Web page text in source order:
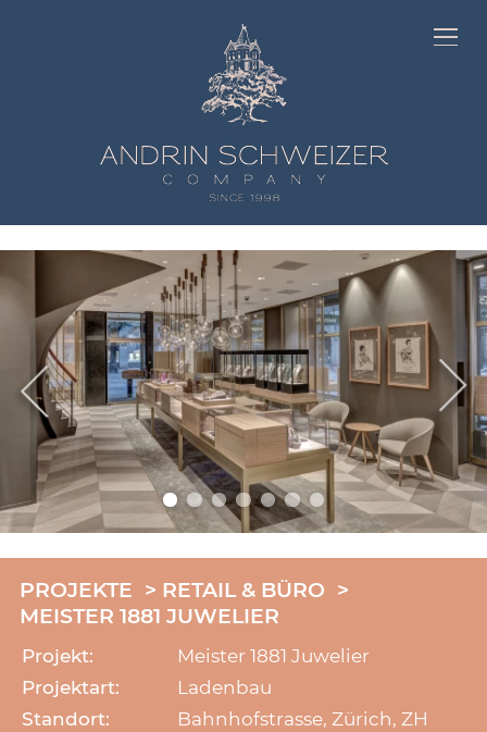
PROJEKTE
RETAIL & BÜRO
MEISTER 1881 JUWELIER
Projekt:
Meister 1881 Juwelier
Projektart:
Ladenbau
Standort:
Bahnhofstrasse, Zürich, ZH